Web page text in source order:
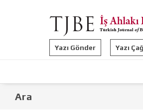
Yazı Gönder Yazı
Ara